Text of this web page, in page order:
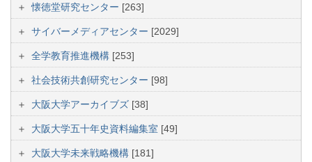
懐徳堂研究センター [263]
サイバーメディアセンター [2029]
全学教育推進機構 [253]
社会技術共創研究センター [98]
大阪大学アーカイブズ [38]
大阪大学五十年史資料編集室 [49]
大阪大学未来戦略機構 [181]